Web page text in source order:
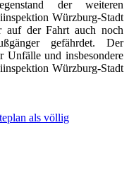
der weiteren
Würzburg-Stadt
auf der Fahrt auch noch
gefährdet. Der
Unfälle und insbesondere
Würzburg-Stadt
als völlig